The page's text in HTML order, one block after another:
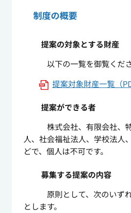
制度の概要
提案の対象とする財産
以下の一覧を御覧くださ
提案対象財産一覧（
提案ができる者
株式会社、有限会社、特
人、社会福祉法人、学校法人
どで、個人は不可です。
募集する提案の内容
原則として、次のいずれ
とします。